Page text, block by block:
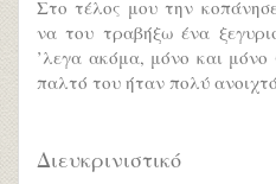
Στο τέλος μου την
να του τραβήξω ένα
’λεγα ακόμα, μόνο και
παλτό του ήταν πολύ
Διευκρινιστικό